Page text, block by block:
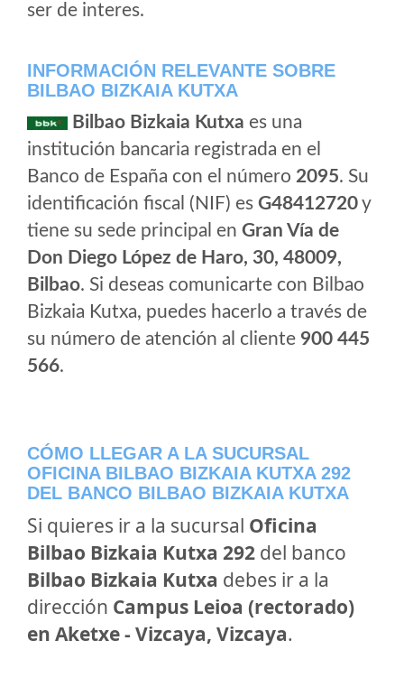
ser de interes.
INFORMACIÓN RELEVANTE SOBRE
BILBAO BIZKAIA KUTXA
Bilbao Bizkaia Kutxa es una
institución bancaria registrada en el
Banco de España con el número 2095. Su
identificación fiscal (NIF) es G48412720y
tiene su sede principal en Gran Vía de
Don Diego López de Haro, 30, 48009,
Bilbao. Si deseas comunicarte con Bilbao
Bizkaia Kutxa, puedes hacerlo a través de
su número de atención al cliente 900 445
566.
CÓMO LLEGAR A LA SUCURSAL
OFICINA BILBAO BIZKAIA KUTXA 292
DEL BANCO BILBAO BIZKAIA KUTXA
Si quieres ir a la sucursal Oficina
Bilbao Bizkaia Kutxa 292 del banco
Bilbao Bizkaia Kutxa debes ir a la
dirección Campus Leioa (rectorado)
en Aketxe - Vizcaya, Vizcaya.